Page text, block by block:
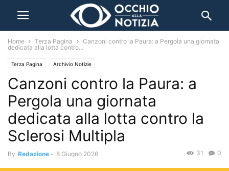
Home Terza Pagina
Canzoni contro la Paura: a Pergola una giornata
dedicata alla lotta contro...
Terza Pagina Archivio Notizie
Canzoni contro la Paura: a
Pergola una giornata
dedicata alla lotta contro la
Sclerosi Multipla
By Redazione - 8 Giugno 2026 0
31